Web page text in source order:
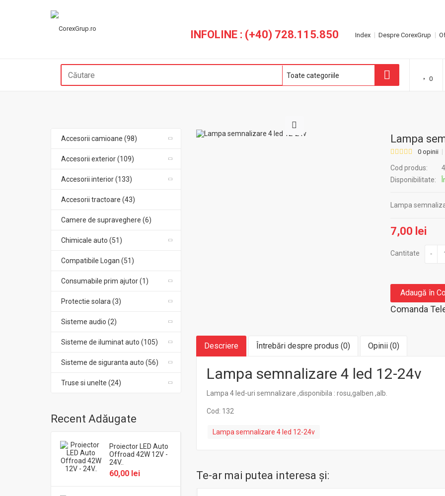
INFOLINE : (+40) 728.115.850 Index Despre CorexGrup
0
Accesorii camioane (98)
Accesorii exterior (109)
Accesorii interior (133)
Accesorii tractoare (43)
Camere de supraveghere (6)
Chimicale auto (51)
Compatibile Logan (51)
Consumabile prim ajutor (1)
Protectie solara (3)
Sisteme audio (2)
Sisteme de iluminat auto (105)
Sisteme de siguranta auto (56)
Truse si unelte (24)
Recent Adăugate
Proiector LED Auto
Offroad 42W 12V -
24V..
60,00 lei
Lampa
0 opinii
Cod produs:
Disponibilitate:
Lampa
7,00 lei
Cantitate -
Adaugă în
Comanda
Descriere Întrebări despre produs (0) Opinii (0)
Lampa semnalizare 4 led 12-24v
Lampa 4 led-uri semnalizare ,disponibila : rosu,galben ,alb.
Cod: 132
Lampa semnalizare 4 led 12-24v
Te-ar mai putea interesa şi: